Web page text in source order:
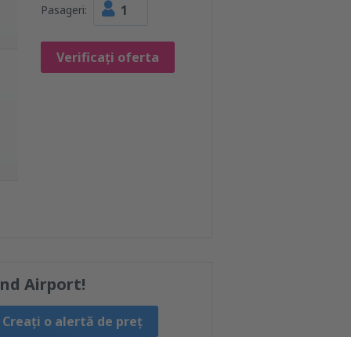
Pasageri: 1
Verificați oferta
Airport!
Creați o alertă de preț